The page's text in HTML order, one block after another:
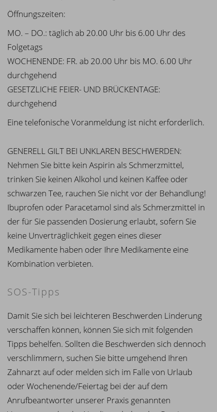
Öffnungszeiten:
MO. – DO.: täglich ab 20.00 Uhr bis 6.00 Uhr des
Folgetags
WOCHENENDE: FR. ab 20.00 Uhr bis MO. 6.00 Uhr
durchgehend
GESETZLICHE FEIER- UND BRÜCKENTAGE:
durchgehend
Eine telefonische Voranmeldung ist nicht erforderlich.
GENERELL GILT BEI UNKLAREN BESCHWERDEN:
Nehmen Sie bitte kein Aspirin als Schmerzmittel,
trinken Sie keinen Alkohol und keinen Kaffee oder
schwarzen Tee, rauchen Sie nicht vor der Behandlung!
Ibuprofen oder Paracetamol sind als Schmerzmittel in
der für Sie passenden Dosierung erlaubt, sofern Sie
keine Unverträglichkeit gegen eines dieser
Medikamente haben oder Ihre Medikamente eine
Kombination verbieten.
SOS-Tipps
Damit Sie sich bei leichteren Beschwerden Linderung
verschaffen können, können Sie sich mit folgenden
Tipps behelfen. Sollten die Beschwerden sich dennoch
verschlimmern, suchen Sie bitte umgehend Ihren
Zahnarzt auf oder melden sich im Falle von Urlaub
oder Wochenende/Feiertag bei der auf dem
Anrufbeantworter unserer Praxis genannten